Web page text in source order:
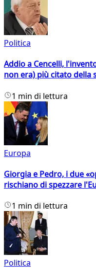
Politica
Addio a Cencelli,
non era) più citato della
1 min di lettura
Europa
Giorgia e Pedro, i due
rischiano di spezzare
1 min di lettura
Politica